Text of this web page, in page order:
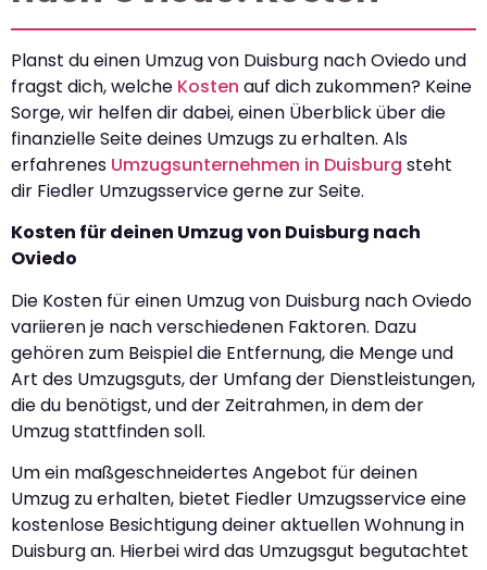
Planst du einen Umzug von Duisburg nach Oviedo und
fragst dich, welche Kosten auf dich zukommen? Keine
Sorge, wir helfen dir dabei, einen Überblick über die
finanzielle Seite deines Umzugs zu erhalten. Als
erfahrenes Umzugsunternehmen in Duisburg steht
dir Fiedler Umzugsservice gerne zur Seite.
Kosten für deinen Umzug von Duisburg nach
Oviedo
Die Kosten für einen Umzug von Duisburg nach Oviedo
variieren je nach verschiedenen Faktoren. Dazu
gehören zum Beispiel die Entfernung, die Menge und
Art des Umzugsguts, der Umfang der Dienstleistungen,
die du benötigst, und der Zeitrahmen, in dem der
Umzug stattfinden soll.
Um ein maßgeschneidertes Angebot für deinen
Umzug zu erhalten, bietet Fiedler Umzugsservice eine
kostenlose Besichtigung deiner aktuellen Wohnung in
Duisburg an. Hierbei wird das Umzugsgut begutachtet